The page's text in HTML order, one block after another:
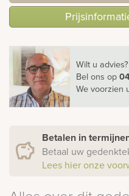
Wilt u advies?
Bel ons op
We voorzien
Betalen in
Betaal uw
Lees hier onze